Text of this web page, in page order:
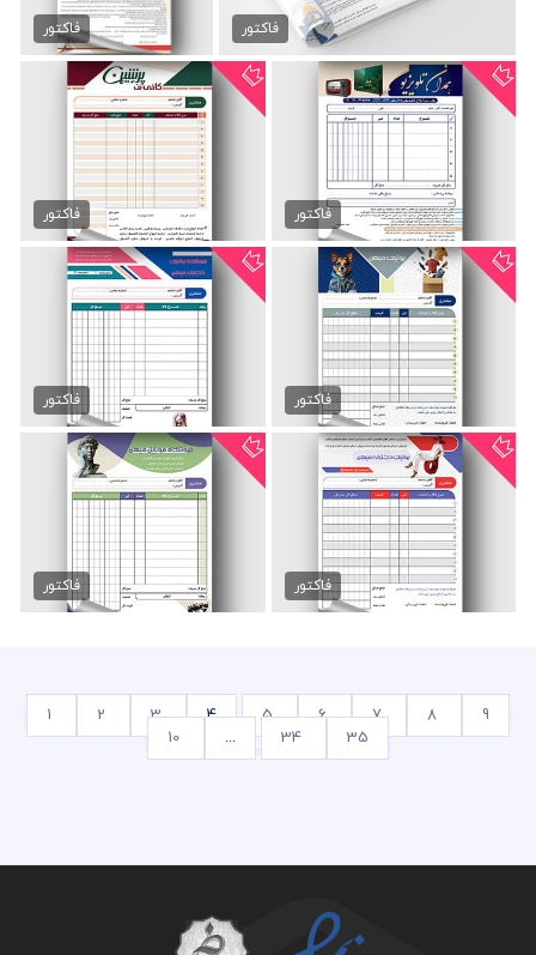
89,000 تومان
فاکتور
89,000 تومان
فاکتور
فاکتور تعمیرات لوازم برقی
89,000 تومان
فاکتور
فاکتور کافی نت لایه باز
89,000 تومان
فاکتور
فاکتور بوتیک لایه باز
45,000 تومان
فاکتور
فاکتور بوتیک دخترانه لایه...
45,000 تومان
فاکتور
فاکتور فروشگاه پوشاک لایه...
89,000 تومان
فاکتور
فاکتور موبایل و تبلت لایه...
89,000 تومان
فاکتور
1 2 3 4 5 6 7 8
9
10
... 34 35